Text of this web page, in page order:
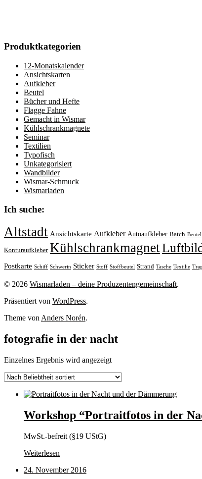
Produktkategorien
12-Monatskalender
Ansichtskarten
Aufkleber
Beutel
Bücher und Hefte
Flagge Fahne
Gemacht in Wismar
Kühlschrankmagnete
Seminar
Textilien
Typofisch
Unkategorisiert
Wandbilder
Wismar-Schmuck
Wismarladen
Ich suche:
Altstadt Ansichtskarte Aufkleber Autoaufkleber Batch Beutel
Konturaufkleber Kühlschrankmagnet
Postkarte Schiff Schwerin Sticker Stoff Stoffbeutel Strand Tasche Textilie
© 2026 Wismarladen – deine Produzentengemeinschaft.
Präsentiert von WordPress.
Theme von Anders Norén.
fotografie in der nacht
Einzelnes Ergebnis wird angezeigt
Workshop “Portraitfotos in der
MwSt.-befreit (§19 UStG)
Weiterlesen
24. November 2016